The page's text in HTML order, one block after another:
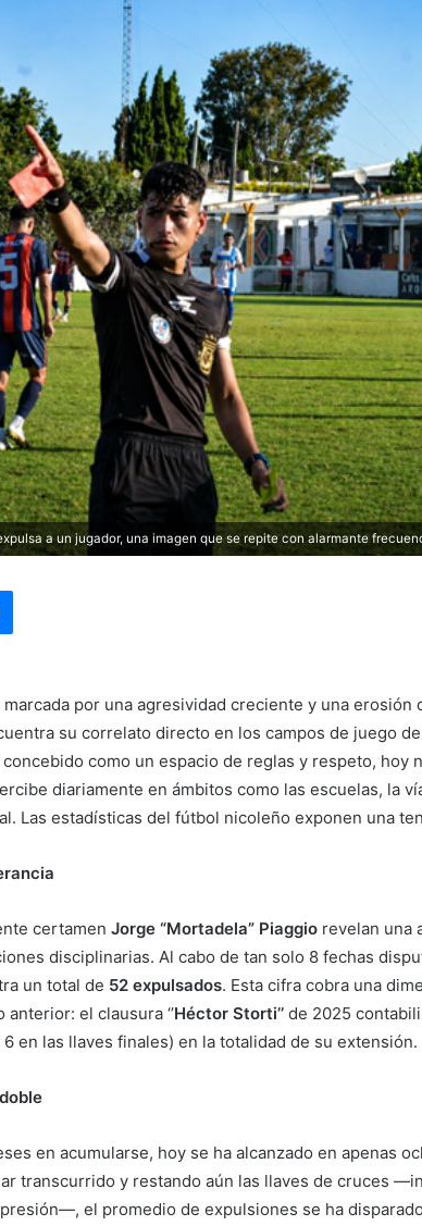
a un jugador, una imagen que se repite con alarmante
por una agresividad creciente y una erosión
su correlato directo en los campos de juego
como un espacio de reglas y respeto, hoy
diariamente en ámbitos como las escuelas, la
Las estadísticas del fútbol nicoleño exponen una
certamenJorge “Mortadela” Piaggio revelan una
disciplinarias. Al cabo de tan solo 8 fechas
un total de 52 expulsados. Esta cifra cobra una
el clausura ‘’Héctor Storti’’ de 2025
en las llaves finales) en la totalidad de su extensión.
en acumularse, hoy se ha alcanzado en apenas
transcurrido y restando aún las llaves de cruces
el promedio de expulsiones se ha